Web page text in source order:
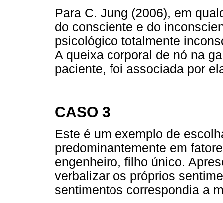
Para C. Jung (2006), em
do consciente e do
psicológico totalmente
A queixa corporal de nó na
paciente, foi associada por
CASO 3
Este é um exemplo de
predominantemente em
engenheiro, filho único.
verbalizar os próprios
sentimentos correspondia a